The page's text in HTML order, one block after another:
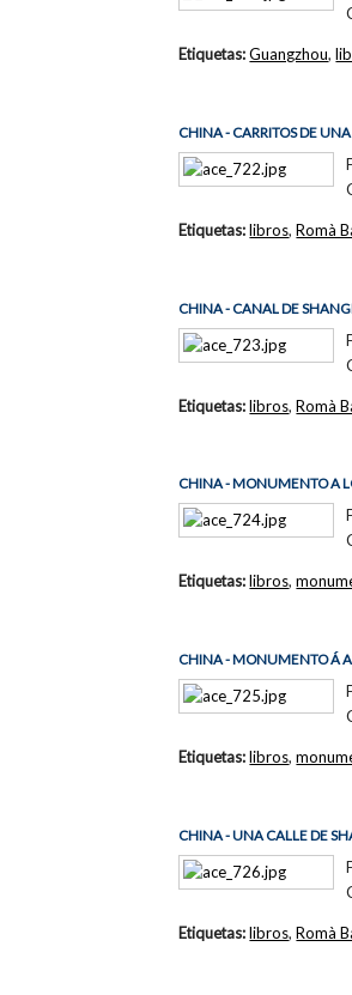
Etiquetas:Guangzhou,
CHINA - CARRITOS DE
Etiquetas:libros,Romà
CHINA - CANAL DE
Etiquetas:libros,Romà
CHINA - MONUMENTO A
Etiquetas:libros,
CHINA - MONUMENTO Á
Etiquetas:libros,
CHINA - UNA CALLE DE
Etiquetas:libros,Romà